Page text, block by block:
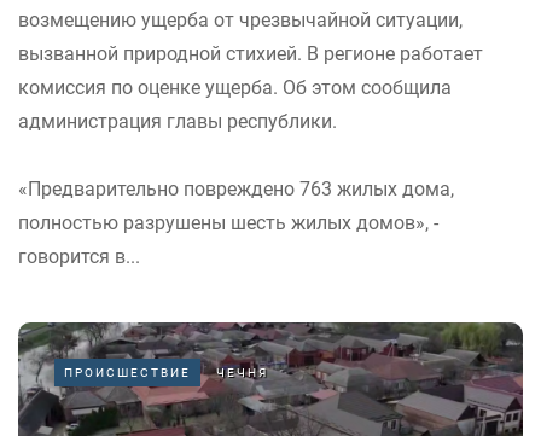
возмещению ущерба от чрезвычайной ситуации,
вызванной природной стихией. В регионе работает
комиссия по оценке ущерба. Об этом сообщила
администрация главы республики.
«Предварительно повреждено 763 жилых дома,
полностью разрушены шесть жилых домов», -
говорится в...
ПРОИСШЕСТВИЕ ЧЕЧНЯ